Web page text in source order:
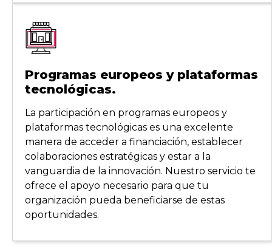
Programas europeos y plataformas
tecnológicas.
La participación en programas europeos y
plataformas tecnológicas es una excelente
manera de acceder a financiación, establecer
colaboraciones estratégicas y estar a la
vanguardia de la innovación. Nuestro servicio te
ofrece el apoyo necesario para que tu
organización pueda beneficiarse de estas
oportunidades.